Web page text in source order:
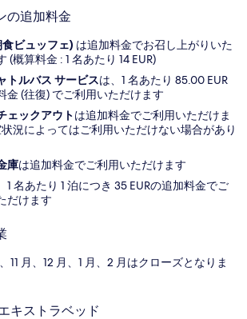
の追加料金
ビュッフェ) は追加料金でお召し上がりいた
(概算料金 : 1 名あたり 14 EUR)
トルバス サービスは、1 名あたり 85.00 EUR
金 (往復) でご利用いただけます
ェックアウトは追加料金でご利用いただけま
況によってはご利用いただけない場合があり
庫は追加料金でご利用いただけます
1 名あたり 1 泊につき 35 EURの追加料金でご
だけます
11 月、12 月、1 月、2 月はクローズとなりま
キストラベッド